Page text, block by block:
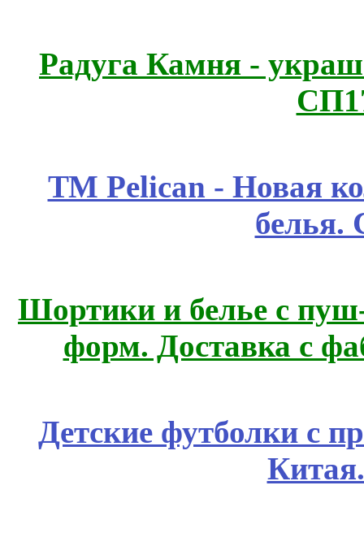
Радуга Камня -
ТМ Pelican - Новая
белья.
Шортики и белье с
форм. Доставка с
Детские футболки с